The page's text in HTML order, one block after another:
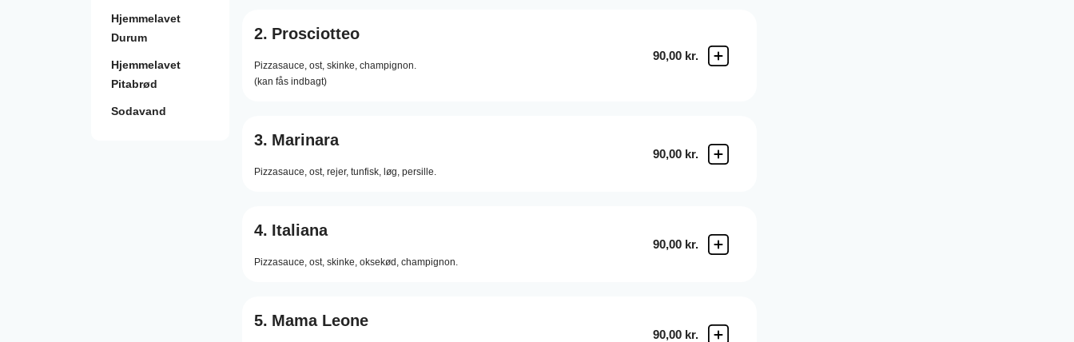
Hjemmelavet
Durum
Hjemmelavet
Pitabrød
Sodavand
2. Prosciotteo
Pizzasauce, ost, skinke, champignon.
(kan fås indbagt)
90,00 kr.
3. Marinara
Pizzasauce, ost, rejer, tunfisk, løg, persille.
90,00 kr.
4. Italiana
Pizzasauce, ost, skinke, oksekød, champignon.
90,00 kr.
5. Mama Leone
90,00 kr.